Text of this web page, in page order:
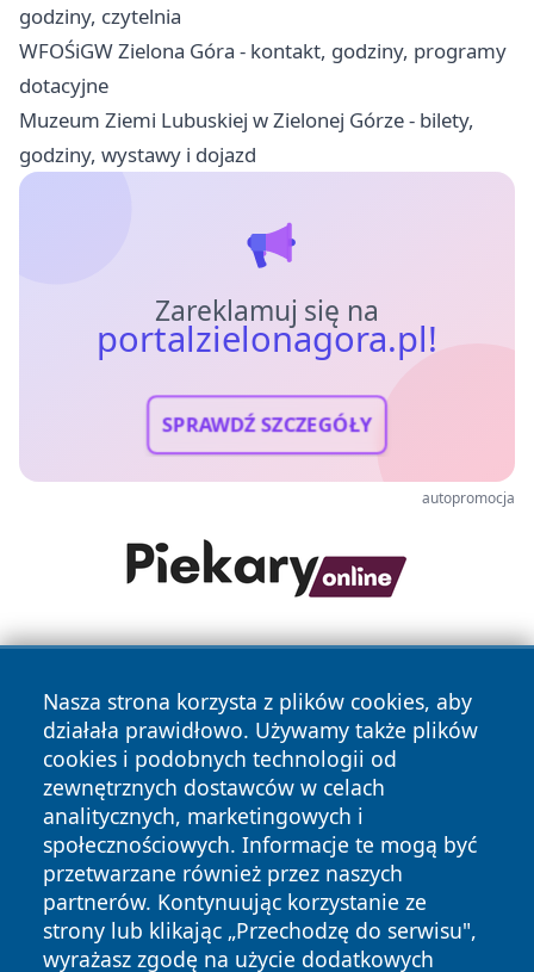
godziny, czytelnia
WFOŚiGW Zielona Góra - kontakt, godziny, programy
dotacyjne
Muzeum Ziemi Lubuskiej w Zielonej Górze - bilety,
godziny, wystawy i dojazd
Zareklamuj się na
portalzielonagora.pl!
SPRAWDŹ SZCZEGÓŁY
autopromocja
Nasza strona korzysta z plików cookies, aby
działała prawidłowo. Używamy także plików
cookies i podobnych technologii od
zewnętrznych dostawców w celach
analitycznych, marketingowych i
społecznościowych. Informacje te mogą być
przetwarzane również przez naszych
partnerów. Kontynuując korzystanie ze
strony lub klikając „Przechodzę do serwisu",
wyrażasz zgodę na użycie dodatkowych
Copyright © 2026 portalzielonagora.pl Wszystkie prawa
zastrzeżone.
News Autorzy
Polityka
Prywatności
Polityka
Cookies